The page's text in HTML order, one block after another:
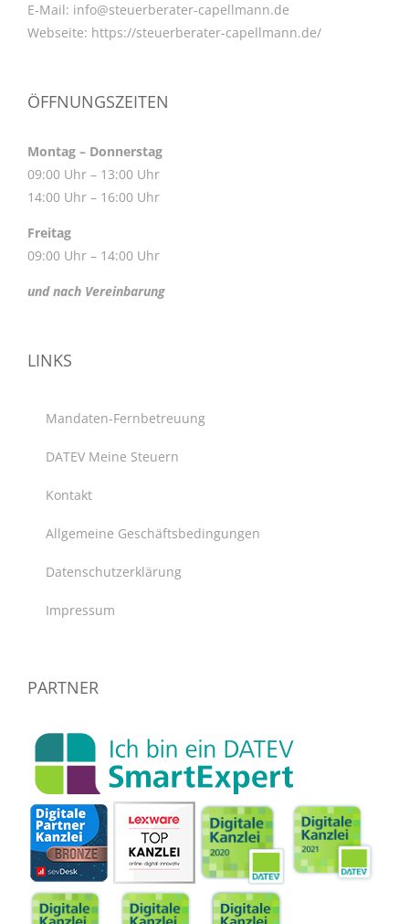
E-Mail: info@steuerberater-capellmann.de
Webseite: https://steuerberater-capellmann.de/
ÖFFNUNGSZEITEN
Montag – Donnerstag
09:00 Uhr – 13:00 Uhr
14:00 Uhr – 16:00 Uhr
Freitag
09:00 Uhr – 14:00 Uhr
und nach Vereinbarung
LINKS
Mandaten-Fernbetreuung
DATEV Meine Steuern
Kontakt
Allgemeine Geschäftsbedingungen
Datenschutzerklärung
Impressum
PARTNER